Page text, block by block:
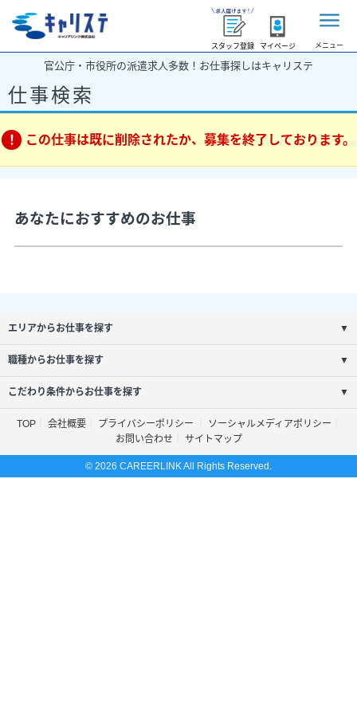
スタッフ登録 マイページ メニュー
官公庁・市役所の派遣求人多数！お仕事探しはキャリステ
仕事検索
この仕事は既に削除されたか、募集を終了しております。
あなたにおすすめのお仕事
エリアからお仕事を探す ▼
職種からお仕事を探す ▼
こだわり条件からお仕事を探す ▼
TOP 会社概要 プライバシーポリシー
ソーシャルメディアポリシー
お問い合わせ
サイトマップ
© 2026 CAREERLINK All Rights Reserved.